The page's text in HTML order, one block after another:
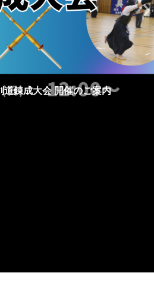
道錬成大会 開催のご案内